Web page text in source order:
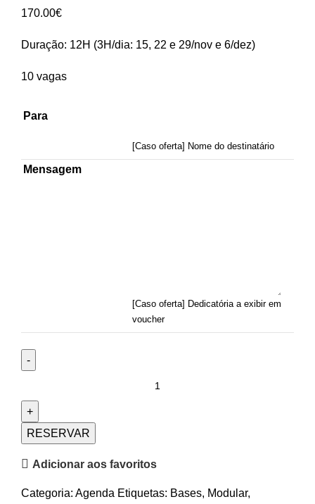
170.00€
Duração: 12H (3H/dia: 15, 22 e 29/nov e 6/dez)
10 vagas
Para
[Caso oferta] Nome do destinatário
Mensagem
[Caso oferta] Dedicatória a exibir em
voucher
RESERVAR
Adicionar aos favoritos
Categoria: Agenda Etiquetas: Bases, Modular,